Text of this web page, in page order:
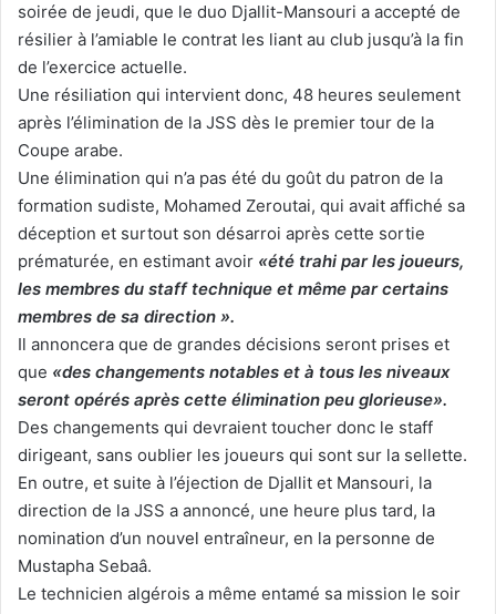
soirée de jeudi, que le duo Djallit-Mansouri a accepté de
résilier à l’amiable le contrat les liant au club jusqu’à la fin
de l’exercice actuelle.
Une résiliation qui intervient donc, 48 heures seulement
après l’élimination de la JSS dès le premier tour de la
Coupe arabe.
Une élimination qui n’a pas été du goût du patron de la
formation sudiste, Mohamed Zeroutai, qui avait affiché sa
déception et surtout son désarroi après cette sortie
prématurée, en estimant avoir «été trahi par les joueurs,
les membres du staff technique et même par certains
membres de sa direction ».
Il annoncera que de grandes décisions seront prises et
que «des changements notables et à tous les niveaux
seront opérés après cette élimination peu glorieuse».
Des changements qui devraient toucher donc le staff
dirigeant, sans oublier les joueurs qui sont sur la sellette.
En outre, et suite à l’éjection de Djallit et Mansouri, la
direction de la JSS a annoncé, une heure plus tard, la
nomination d’un nouvel entraîneur, en la personne de
Mustapha Sebaâ.
Le technicien algérois a même entamé sa mission le soir